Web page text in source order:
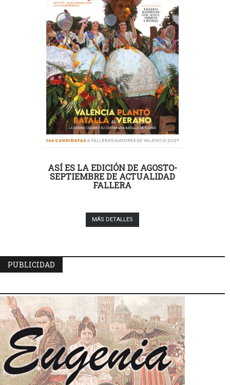
ASÍ ES LA EDICIÓN DE AGOSTO-
SEPTIEMBRE DE ACTUALIDAD
FALLERA
MÁS DETALLES
PUBLICIDAD